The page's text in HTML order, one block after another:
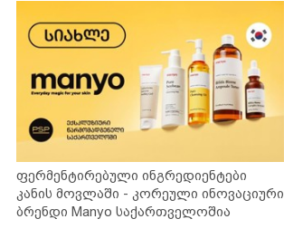
ფერმენტირებული ინგრედიენტები
კანის მოვლაში - კორეული ინოვაციური
ბრენდი Manyo საქართველოშია